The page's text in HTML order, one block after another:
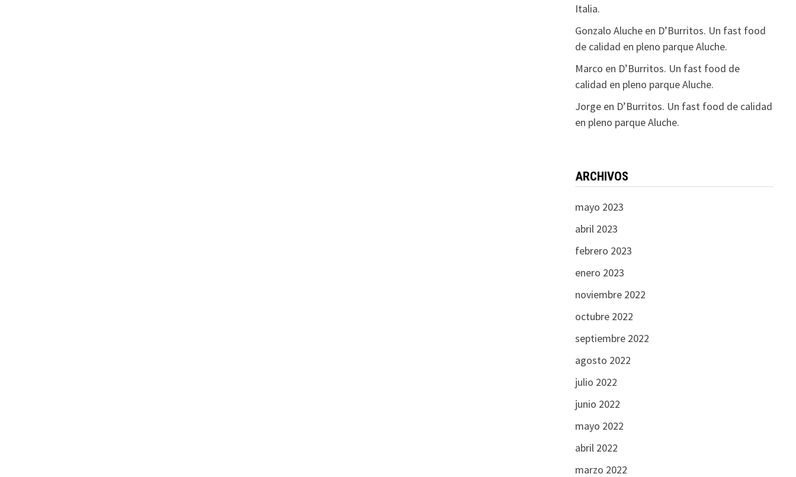
Italia.
Gonzalo Alucheen D’Burritos. Un fast food
de calidad en pleno parque Aluche.
Marco en D’Burritos. Un fast food de
calidad en pleno parque Aluche.
Jorgeen D’Burritos. Un fast food de calidad
en pleno parque Aluche.
ARCHIVOS
mayo 2023
abril 2023
febrero 2023
enero 2023
noviembre 2022
octubre 2022
septiembre 2022
agosto 2022
julio 2022
junio 2022
mayo 2022
abril 2022
marzo 2022